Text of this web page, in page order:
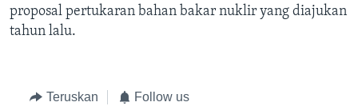
proposal pertukaran bahan bakar nuklir yang diajukan
tahun lalu.
Teruskan Follow us